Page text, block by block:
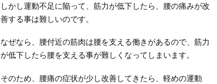
しかし運動不足に陥って、筋力が低下したら、腰の痛みが改
善する事は難しいのです。
なぜなら、腰付近の筋肉は腰を支える働きがあるので、筋力
が低下したら腰を支える事が難しくなってしまいます。
そのため、腰痛の症状が少し改善してきたら、軽めの運動